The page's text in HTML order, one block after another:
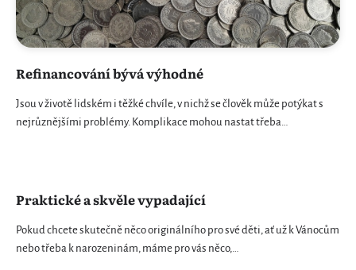
Refinancování bývá výhodné
Jsou v životě lidském i těžké chvíle, v nichž se člověk může potýkat s
nejrůznějšími problémy. Komplikace mohou nastat třeba…
Praktické a skvěle vypadající
Pokud chcete skutečně něco originálního pro své děti, ať už k Vánocům
nebo třeba k narozeninám, máme pro vás něco,…